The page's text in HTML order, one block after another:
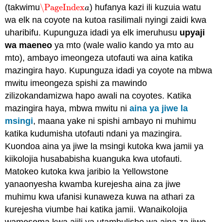
(takwimu\PageIndexa
\PageIndexa) hufanya kazi ili kuzuia watu
wa elk na coyote na kutoa rasilimali nyingi zaidi kwa
uharibifu. Kupunguza idadi ya elk imeruhusu upyaji
wa maeneo ya mto (wale walio kando ya mto au
mto), ambayo imeongeza utofauti wa aina katika
mazingira hayo. Kupunguza idadi ya coyote na mbwa
mwitu imeongeza spishi za mawindo
zilizokandamizwa hapo awali na coyotes. Katika
mazingira haya, mbwa mwitu niaina ya jiwe la
msingi, maana yake ni spishi ambayo ni muhimu
katika kudumisha utofauti ndani ya mazingira.
Kuondoa aina ya jiwe la msingi kutoka kwa jamii ya
kiikolojia husababisha kuanguka kwa utofauti.
Matokeo kutoka kwa jaribio la Yellowstone
yanaonyesha kwamba kurejesha aina za jiwe
muhimu kwa ufanisi kunaweza kuwa na athari za
kurejesha viumbe hai katika jamii. Wanaikolojia